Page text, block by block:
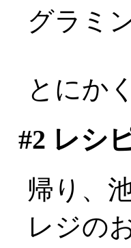
グラミ
とにか
#2 レシ
帰り、
レジの